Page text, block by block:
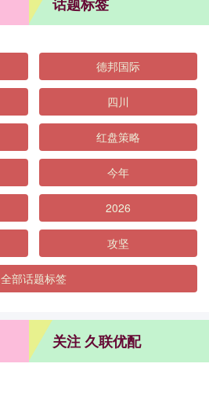
德邦国际
四川
红盘策略
今年
2026
攻坚
全部话题标签
关注 久联优配